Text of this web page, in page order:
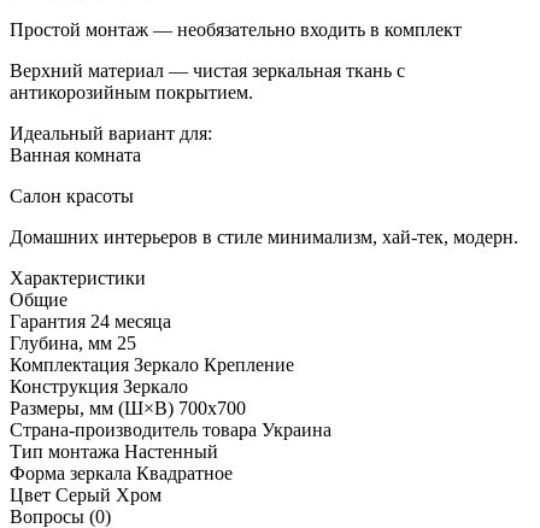
Простой монтаж — необязательно входить в комплект
Верхний материал — чистая зеркальная ткань с
антикорозийным покрытием.
Идеальный вариант для:
Ванная комната
Салон красоты
Домашних интерьеров в стиле минимализм, хай-тек, модерн.
Характеристики
Общие
Гарантия 24 месяца
Глубина, мм 25
Комплектация Зеркало Крепление
Конструкция Зеркало
Размеры, мм (Ш×В) 700x700
Страна-производитель товара Украина
Тип монтажа Настенный
Форма зеркала Квадратное
Цвет Серый Хром
Вопросы (0)